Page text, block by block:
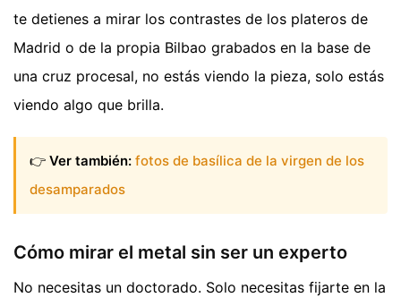
te detienes a mirar los contrastes de los plateros de
Madrid o de la propia Bilbao grabados en la base de
una cruz procesal, no estás viendo la pieza, solo estás
viendo algo que brilla.
👉 Ver también: fotos de basílica de la virgen de los
desamparados
Cómo mirar el metal sin ser un experto
No necesitas un doctorado. Solo necesitas fijarte en la